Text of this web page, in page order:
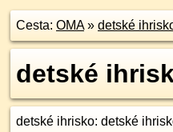
Cesta: OMA» detské
detské
detské ihrisko: detské